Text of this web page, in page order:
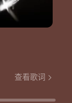
查看歌词